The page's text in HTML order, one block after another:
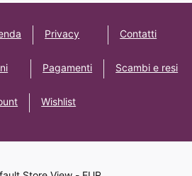
Privacy Contatti
Pagamenti Scambi e resi
Wishlist